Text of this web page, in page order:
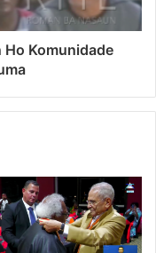
Ho Komunidade